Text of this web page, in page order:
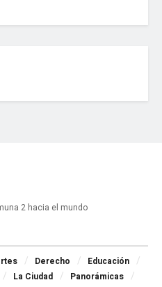
2 hacia el mundo
Derecho
Educación
La Ciudad
Panorámicas